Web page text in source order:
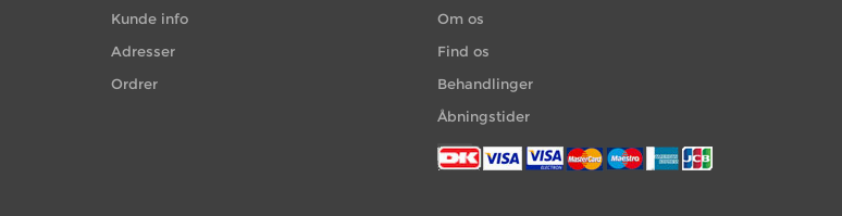
Kunde info
Adresser
Ordrer
Om os
Find os
Behandlinger
Åbningstider